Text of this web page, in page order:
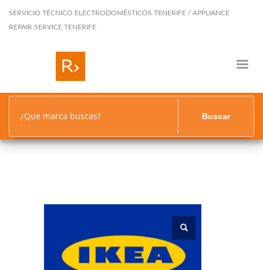
SERVICIO TÉCNICO ELECTRODOMÉSTICOS TENERIFE / APPLIANCE
REPAIR SERVICE TENERIFE
¿Que marca buscas? Buscar